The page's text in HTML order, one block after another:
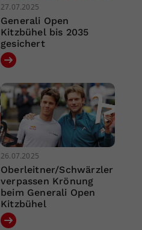
27.07.2025
Generali Open
Kitzbühel bis 2035
gesichert
26.07.2025
Oberleitner/Schwärzler
verpassen Krönung
beim Generali Open
Kitzbühel